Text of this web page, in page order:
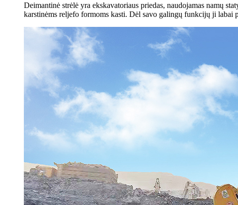
Deimantinė strėlė yra ekskavatoriaus priedas, naudojamas namų
karstinėms reljefo formoms kasti. Dėl savo galingų funkcijų ji labai